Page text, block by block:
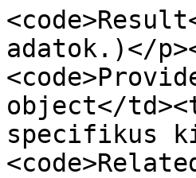
adatok.)</
object</
specifikus